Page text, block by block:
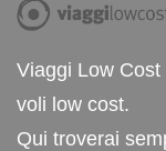
Viaggi Low
voli low cost.
Qui troverai